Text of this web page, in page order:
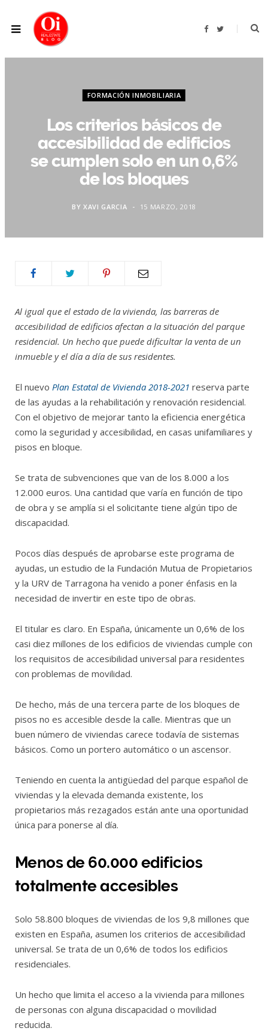
F
b
T
t
FORMACIÓN INMOBILIARIA
Los criterios básicos de
accesibilidad de edificios
se cumplen solo en un 0,6%
de los bloques
BYXAVI GARCIA 15 MARZO, 2018
Al igual que el estado de la vivienda, las barreras de
accesibilidad de edificios afectan a la situación del parque
residencial. Un hecho que puede dificultar la venta de un
inmueble y el día a día de sus residentes.
El nuevo Plan Estatal de Vivienda 2018-2021 reserva parte
de las ayudas a la rehabilitación y renovación residencial.
Con el objetivo de mejorar tanto la eficiencia energética
como la seguridad y accesibilidad, en casas unifamiliares y
pisos en bloque.
Se trata de subvenciones que van de los 8.000 a los
12.000 euros. Una cantidad que varía en función de tipo
de obra y se amplía si el solicitante tiene algún tipo de
discapacidad.
Pocos días después de aprobarse este programa de
ayudas, un estudio de la Fundación Mutua de Propietarios
y la URV de Tarragona ha venido a poner énfasis en la
necesidad de invertir en este tipo de obras.
El titular es claro. En España, únicamente un 0,6% de los
casi diez millones de los edificios de viviendas cumple con
los requisitos de accesibilidad universal para residentes
con problemas de movilidad.
De hecho, más de una tercera parte de los bloques de
pisos no es accesible desde la calle. Mientras que un
buen número de viviendas carece todavía de sistemas
básicos. Como un portero automático o un ascensor.
Teniendo en cuenta la antigüedad del parque español de
viviendas y la elevada demanda existente, los
propietarios más rezagados están ante una oportunidad
única para ponerse al día.
Menos de 60.000 edificios
totalmente accesibles
Solo 58.800 bloques de viviendas de los 9,8 millones que
existen en España, asumen los criterios de accesibilidad
universal. Se trata de un 0,6% de todos los edificios
residenciales.
Un hecho que limita el acceso a la vivienda para millones
de personas con alguna discapacidad o movilidad
reducida.